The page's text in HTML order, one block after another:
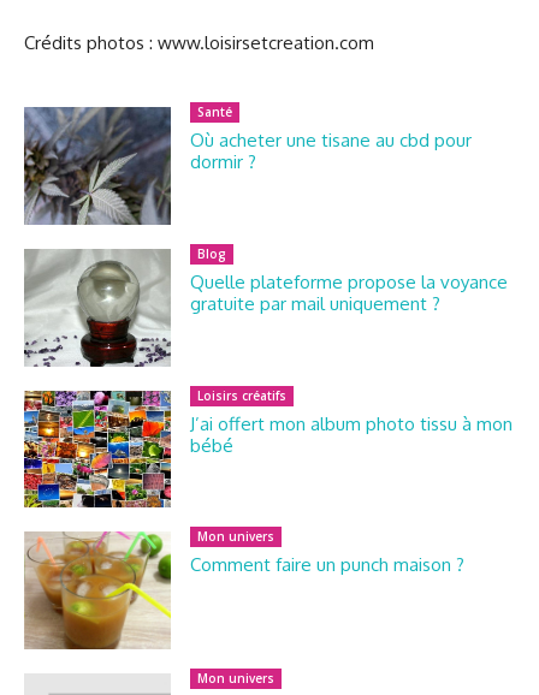
Crédits photos : www.loisirsetcreation.com
Santé
Où acheter une tisane au cbd pour
dormir ?
Blog
Quelle plateforme propose la voyance
gratuite par mail uniquement ?
Loisirs créatifs
J’ai offert mon album photo tissu à mon
bébé
Mon univers
Comment faire un punch maison ?
Mon univers